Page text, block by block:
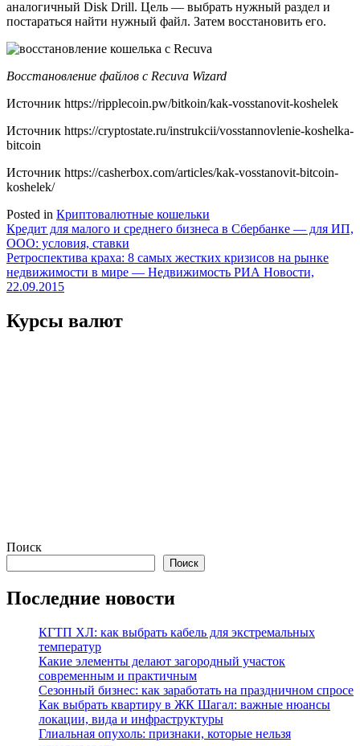
аналогичный Disk Drill. Цель — выбрать нужный раздел и
постараться найти нужный файл. Затем восстановить его.
Восстановление файлов с Recuva Wizard
Источник https://ripplecoin.pw/bitkoin/kak-vosstanovit-koshelek
Источник https://cryptostate.ru/instrukcii/vosstannovlenie-koshelka-
bitcoin
Источник https://casherbox.com/articles/kak-vosstanovit-bitcoin-
koshelek/
Posted in Криптовалютные кошельки
Навигация
по
записям
Кредит для малого и среднего бизнеса в Сбербанке — для ИП,
ООО: условия, ставки
Ретроспектива краха: 8 самых жестких кризисов на рынке
недвижимости в мире — Недвижимость РИА Новости,
22.09.2015
Курсы валют
Поиск
Поиск
Последние новости
КГТП ХЛ: как выбрать кабель для экстремальных
температур
Какие элементы делают загородный участок
современным и практичным
Сезонный бизнес: как заработать на праздничном спросе
Как выбрать квартиру в ЖК Шагал: важные нюансы
локации, вида и инфраструктуры
Глиальная опухоль: признаки, которые нельзя